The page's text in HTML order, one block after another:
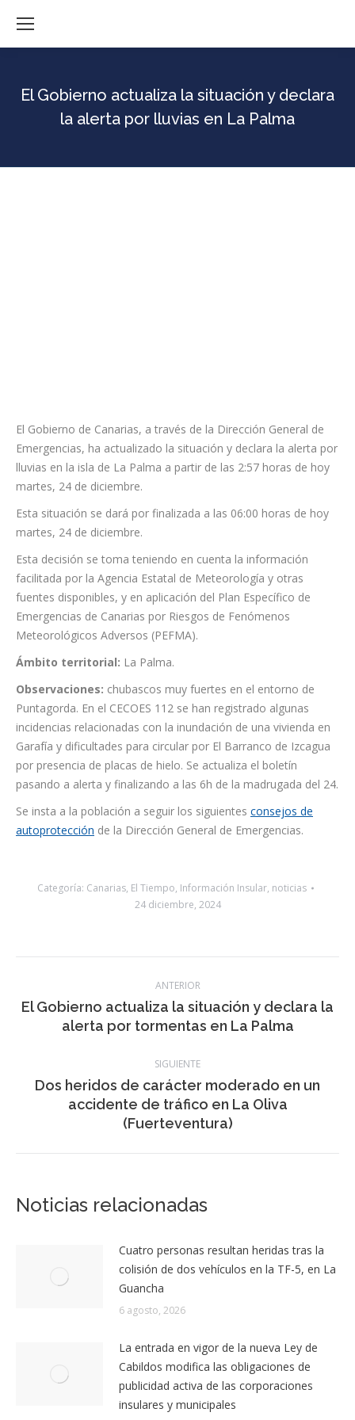
El Gobierno actualiza la situación y declara
la alerta por lluvias en La Palma
El Gobierno de Canarias, a través de la Dirección General de
Emergencias, ha actualizado la situación y declara la alerta por
lluvias en la isla de La Palma a partir de las 2:57 horas de hoy
martes, 24 de diciembre.
Esta situación se dará por finalizada a las 06:00 horas de hoy
martes, 24 de diciembre.
Esta decisión se toma teniendo en cuenta la información
facilitada por la Agencia Estatal de Meteorología y otras
fuentes disponibles, y en aplicación del Plan Específico de
Emergencias de Canarias por Riesgos de Fenómenos
Meteorológicos Adversos (PEFMA).
Ámbito territorial: La Palma.
Observaciones: chubascos muy fuertes en el entorno de
Puntagorda. En el CECOES 112 se han registrado algunas
incidencias relacionadas con la inundación de una vivienda en
Garafía y dificultades para circular por El Barranco de Izcagua
por presencia de placas de hielo. Se actualiza el boletín
pasando a alerta y finalizando a las 6h de la madrugada del 24.
Se insta a la población a seguir los siguientes consejos de
autoprotección de la Dirección General de Emergencias.
Categoría: Canarias, El Tiempo, Información Insular, noticias
24 diciembre, 2024
entre
publicaciones
ANTERIOR
Publicación
anterior:
El Gobierno actualiza la situación y declara la
alerta por tormentas en La Palma
SIGUIENTE
Publicación
siguiente:
Dos heridos de carácter moderado en un
accidente de tráfico en La Oliva
(Fuerteventura)
Noticias relacionadas
Cuatro personas resultan heridas tras la
colisión de dos vehículos en la TF-5, en La
Guancha
6 agosto, 2026
La entrada en vigor de la nueva Ley de
Cabildos modifica las obligaciones de
publicidad activa de las corporaciones
insulares y municipales